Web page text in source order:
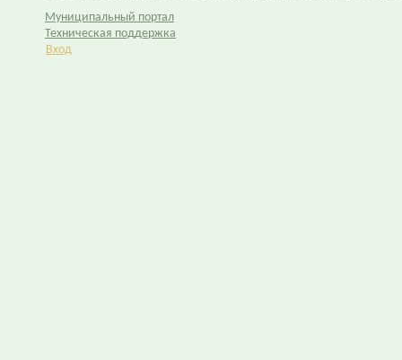
Муниципальный портал
Техническая поддержка
Вход